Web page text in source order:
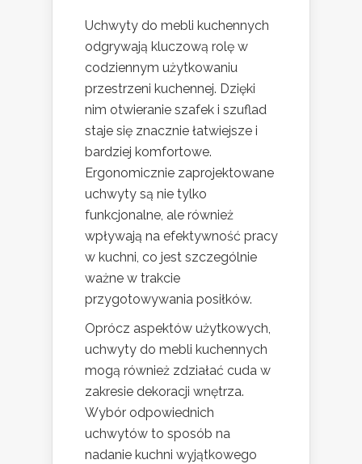
Uchwyty do mebli kuchennych
odgrywają kluczową rolę w
codziennym użytkowaniu
przestrzeni kuchennej. Dzięki
nim otwieranie szafek i szuflad
staje się znacznie łatwiejsze i
bardziej komfortowe.
Ergonomicznie zaprojektowane
uchwyty są nie tylko
funkcjonalne, ale również
wpływają na efektywność pracy
w kuchni, co jest szczególnie
ważne w trakcie
przygotowywania posiłków.
Oprócz aspektów użytkowych,
uchwyty do mebli kuchennych
mogą również zdziałać cuda w
zakresie dekoracji wnętrza.
Wybór odpowiednich
uchwytów to sposób na
nadanie kuchni wyjątkowego